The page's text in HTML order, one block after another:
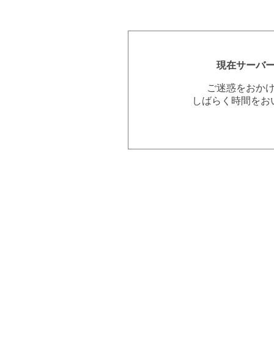
現在サーバ
ご迷惑をおか
しばらく時間を